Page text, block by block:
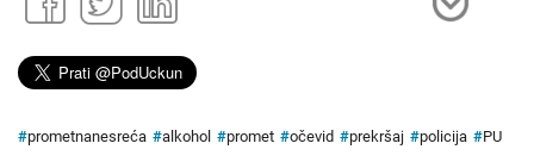
#prometnanesreća #alkohol #promet #očevid #prekršaj #policija #PU